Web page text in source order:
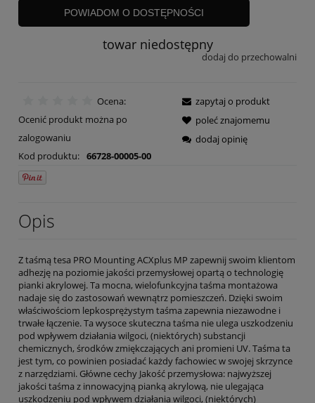
POWIADOM O DOSTĘPNOŚCI
towar niedostępny
dodaj do przechowalni
Ocena:
Ocenić produkt można po
zalogowaniu
Kod produktu: 66728-00005-00
zapytaj o produkt
poleć znajomemu
dodaj opinię
Opis
Z taśmą tesa PRO Mounting ACXplus MP zapewnij swoim klientom
adhezję na poziomie jakości przemysłowej opartą o technologię
pianki akrylowej. Ta mocna, wielofunkcyjna taśma montażowa
nadaje się do zastosowań wewnątrz pomieszczeń. Dzięki swoim
właściwościom lepkosprężystym taśma zapewnia niezawodne i
trwałe łączenie. Ta wysoce skuteczna taśma nie ulega uszkodzeniu
pod wpływem działania wilgoci, (niektórych) substancji
chemicznych, środków zmiękczających ani promieni UV. Taśma ta
jest tym, co powinien posiadać każdy fachowiec w swojej skrzynce
z narzędziami. Główne cechy Jakość przemysłowa: najwyższej
jakości taśma z innowacyjną pianką akrylową, nie ulegająca
uszkodzeniu pod wpływem działania wilgoci, (niektórych)